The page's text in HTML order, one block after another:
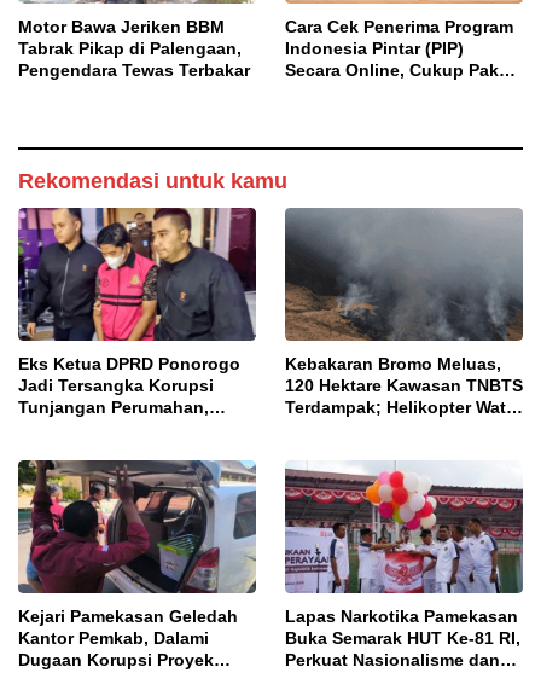
Motor Bawa Jeriken BBM
Tabrak Pikap di Palengaan,
Pengendara Tewas Terbakar
Cara Cek Penerima Program
Indonesia Pintar (PIP)
Secara Online, Cukup Pakai
Rekomendasi untuk kamu
Eks Ketua DPRD Ponorogo
Jadi Tersangka Korupsi
Tunjangan Perumahan,
Kebakaran Bromo Meluas,
120 Hektare Kawasan TNBTS
Terdampak; Helikopter Water
Kejari Pamekasan Geledah
Kantor Pemkab, Dalami
Dugaan Korupsi Proyek
Lapas Narkotika Pamekasan
Buka Semarak HUT Ke-81 RI,
Perkuat Nasionalisme dan